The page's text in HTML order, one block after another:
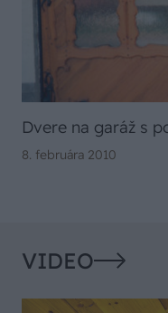
Dvere na garáž s
8. februára 2010
VIDEO